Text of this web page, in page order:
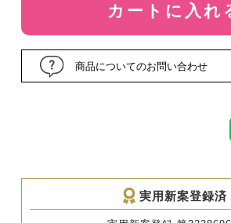
カートに入れ
商品についてのお問い合わせ
実用新案登録済